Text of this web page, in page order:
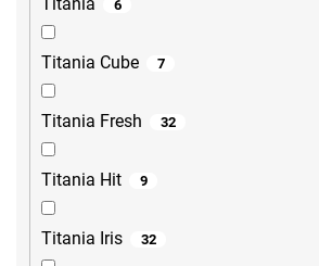
6
Titania Cube 7
Titania Fresh 32
Titania Hit 9
Titania Iris 32